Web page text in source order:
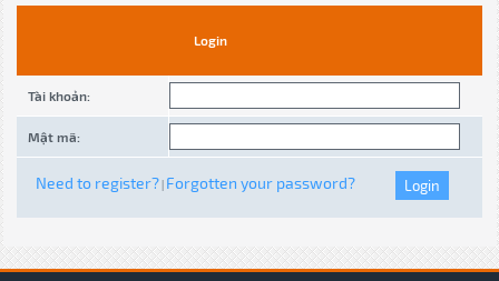
Login
Tài khoản:
Mật mã:
Need to register? Forgotten your password?